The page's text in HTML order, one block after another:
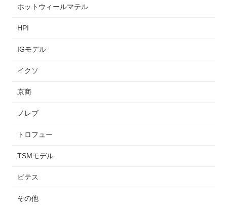
ホットウィールマテル
HPI
IGモデル
イクソ
京商
ノレブ
トロフュー
TSMモデル
ビテス
その他